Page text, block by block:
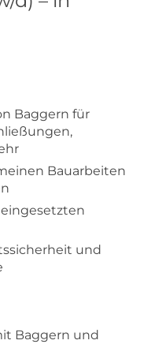
Baggern für
Bauarbeiten
und
Baggern und